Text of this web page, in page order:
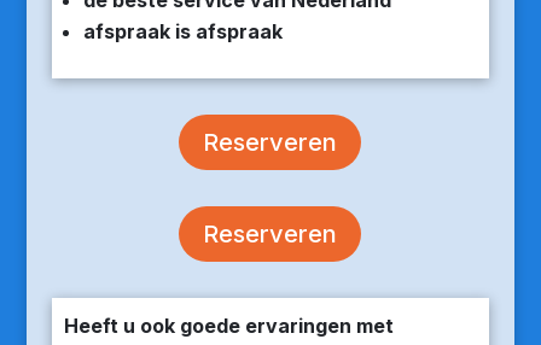
afspraak is afspraak
Reserveren
Reserveren
Heeft u ook goede ervaringen met